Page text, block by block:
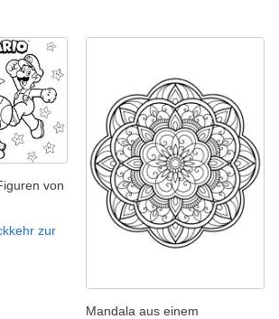
von
zur
Mandala aus einem